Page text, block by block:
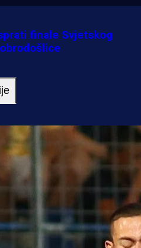
finale Svjetskog